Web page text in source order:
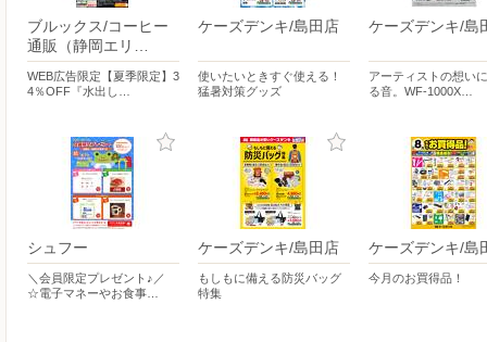
ブルックス/コーヒー
通販（静岡エリ…
WEB広告限定【夏季限定】3
4％OFF『水出し…
ケーズデンキ/島田店
使いたいときすぐ使える！
猛暑対策グッズ
ケーズデンキ/島
アーティストの想い
る音。WF-1000X…
シュフー
＼会員限定プレゼント♪／
☆電子マネーやお食事…
ケーズデンキ/島田店
もしもに備える防災バッグ
特集
ケーズデンキ/島
今月のお買得品！